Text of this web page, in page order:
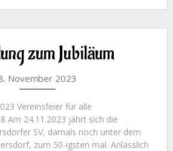
zum Jubiläum
November 2023
Vereinsfeier für alle
Am 24.11.2023 jährt sich die
SV, damals noch unter dem
zum 50-igsten mal. Anlässlich